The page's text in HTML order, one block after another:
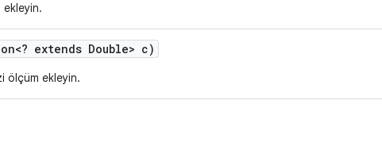
ekleyin.
extends Double> c)
ölçüm ekleyin.